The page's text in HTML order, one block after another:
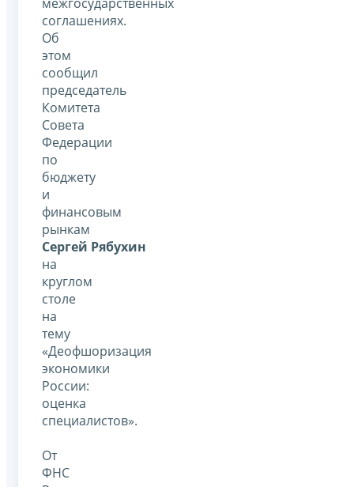
соглашениях.
Об
этом
сообщил
председатель
Комитета
Совета
Федерации
по
бюджету
и
финансовым
рынкам
Сергей Рябухин
на
круглом
столе
на
тему
«Деофшоризация
экономики
России:
оценка
специалистов».
От
ФНС